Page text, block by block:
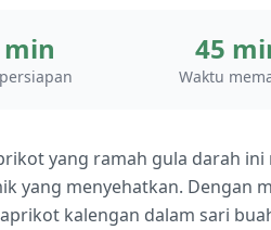
min 45
Waktu
yang ramah gula darah
yang menyehatkan. Dengan
kalengan dalam sari